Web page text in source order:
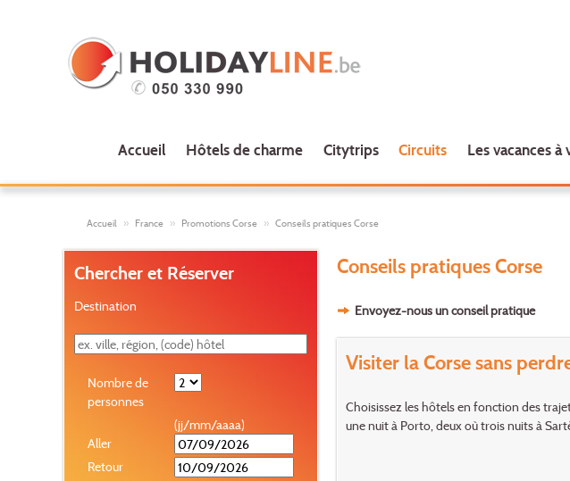
Accueil Hôtels de charme Citytrips Circuits Les vacances à
Accueil France Promotions Corse Conseils pratiques Corse
Conseils pratiques Corse
Envoyez-nous un conseil pratique
Visiter la Corse sans
Choisissez les hôtels en fonction des
une nuit à Porto, deux où trois nuits à
Chercher et Réserver
Destination
Nombre de
personnes
(jj/mm/aaaa)
Aller
Retour